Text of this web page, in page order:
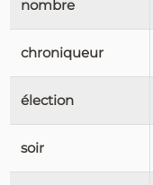
nombre
chroniqueur
élection
soir